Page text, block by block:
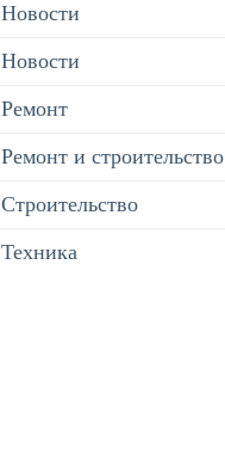
Новости
Новости
Ремонт
Ремонт и строительство
Строительство
Техника